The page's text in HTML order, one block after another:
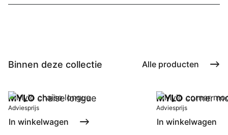
Binnen deze collectie Alle producten
MYLO chaise longue
Adviesprijs
In winkelwagen
MYLOcorner
Adviesprijs
In winkelwagen